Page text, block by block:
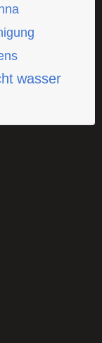
wasser